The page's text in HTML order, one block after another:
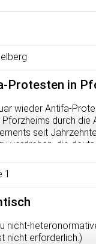
kommt
Protesten in
wieder Antifa-
durch die
seit
verdrehen, die
eine Fackel-
Auch dieses Jahr
wir uns um
1
nicht-
nicht erforderlich.)